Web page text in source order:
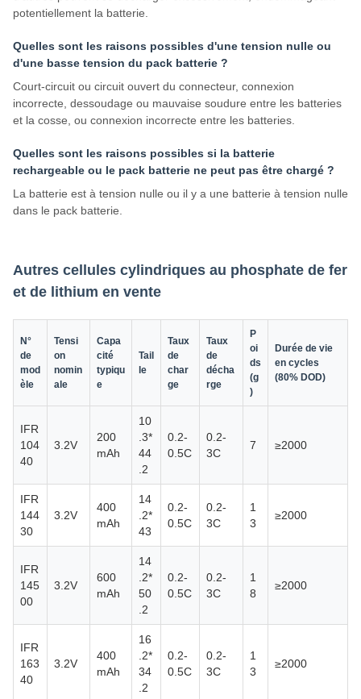
potentiellement la batterie.
Quelles sont les raisons possibles d'une tension nulle ou
d'une basse tension du pack batterie ?
Court-circuit ou circuit ouvert du connecteur, connexion
incorrecte, dessoudage ou mauvaise soudure entre les batteries
et la cosse, ou connexion incorrecte entre les batteries.
Quelles sont les raisons possibles si la batterie
rechargeable ou le pack batterie ne peut pas être chargé ?
La batterie est à tension nulle ou il y a une batterie à tension nulle
dans le pack batterie.
Autres cellules cylindriques au phosphate de fer
et de lithium en vente
N°
de
mod
èle
Tensi
on
nomin
ale
Capa
cité
typiqu
e
Tail
le
Taux
de
char
ge
Taux
de
décha
rge
P
oi
ds
(g
)
Durée de vie
en cycles
(80% DOD)
IFR
104
40
3.2V
200
mAh
10
.3*
44
.2
0.2-
0.5C
0.2-
3C
7 ≥2000
IFR
144
30
3.2V
400
mAh
14
.2*
43
0.2-
0.5C
0.2-
3C
1
3
≥2000
IFR
145
00
3.2V
600
mAh
14
.2*
50
.2
0.2-
0.5C
0.2-
3C
1
8
≥2000
IFR
163
40
3.2V
400
mAh
16
.2*
34
.2
0.2-
0.5C
0.2-
3C
1
3
≥2000